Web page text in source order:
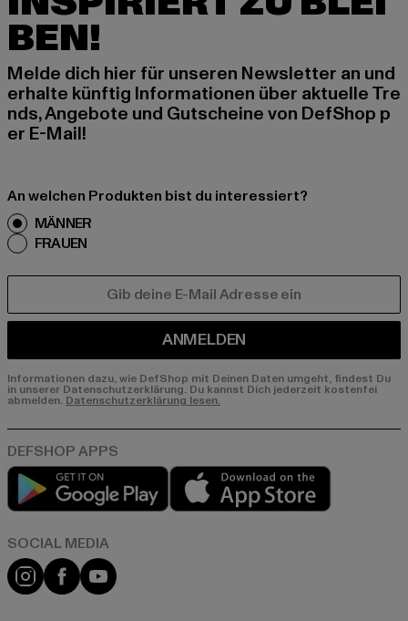
BEN!
Melde dich hier für unseren Newsletter an und
erhalte künftig Informationen über aktuelle Tre
nds, Angebote und Gutscheine von DefShop p
er E-Mail!
An welchen Produkten bist du interessiert?
MÄNNER
FRAUEN
ANMELDEN
Informationen dazu, wie DefShop mit Deinen Daten umgeht, findest Du
in unserer Datenschutzerklärung. Du kannst Dich jederzeit kostenfei
abmelden. Datenschutzerklärung lesen.
Play market
Instagram
FacebookYouTube